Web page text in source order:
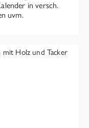
in versch.
uvm.